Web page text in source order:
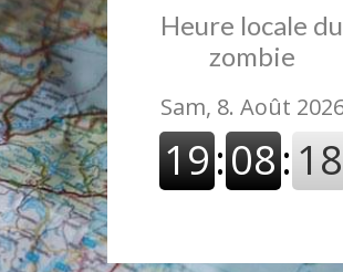
Heure locale du
zombie